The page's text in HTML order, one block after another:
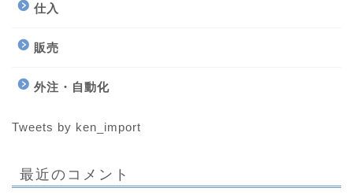
仕入
販売
外注・自動化
Tweets by ken_import
最近のコメント